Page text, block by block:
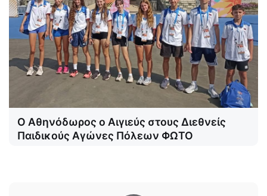
Ο Αθηνόδωρος ο Αιγιεύς στους Διεθνείς
Παιδικούς Αγώνες Πόλεων ΦΩΤΟ